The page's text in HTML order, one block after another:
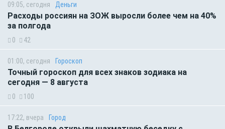
09:05, сегодня Деньги
Расходы россиян на ЗОЖ выросли более чем на 40%
за полгода
0 42
01:00, сегодня Гороскоп
Точный гороскоп для всех знаков зодиака на
сегодня — 8 августа
0 100
17:22, вчера Город